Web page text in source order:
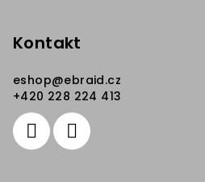
Kontakt
eshop@ebraid.cz
+420 228 224 413